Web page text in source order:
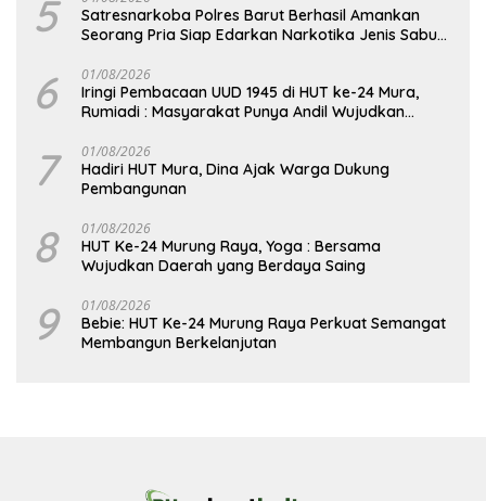
5
Satresnarkoba Polres Barut Berhasil Amankan
Seorang Pria Siap Edarkan Narkotika Jenis Sabu
6 01/08/2026
Iringi Pembacaan UUD 1945 di HUT ke-24 Mura,
Rumiadi : Masyarakat Punya Andil Wujudkan
7 01/08/2026
Hadiri HUT Mura, Dina Ajak Warga Dukung
Pembangunan
8 01/08/2026
HUT Ke-24 Murung Raya, Yoga : Bersama
Wujudkan Daerah yang Berdaya Saing
9 01/08/2026
Bebie: HUT Ke-24 Murung Raya Perkuat Semangat
Membangun Berkelanjutan